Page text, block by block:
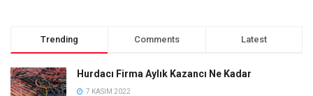
Trending Comments Latest
Hurdacı Firma Aylık Kazancı Ne Kadar
7 KASIM 2022